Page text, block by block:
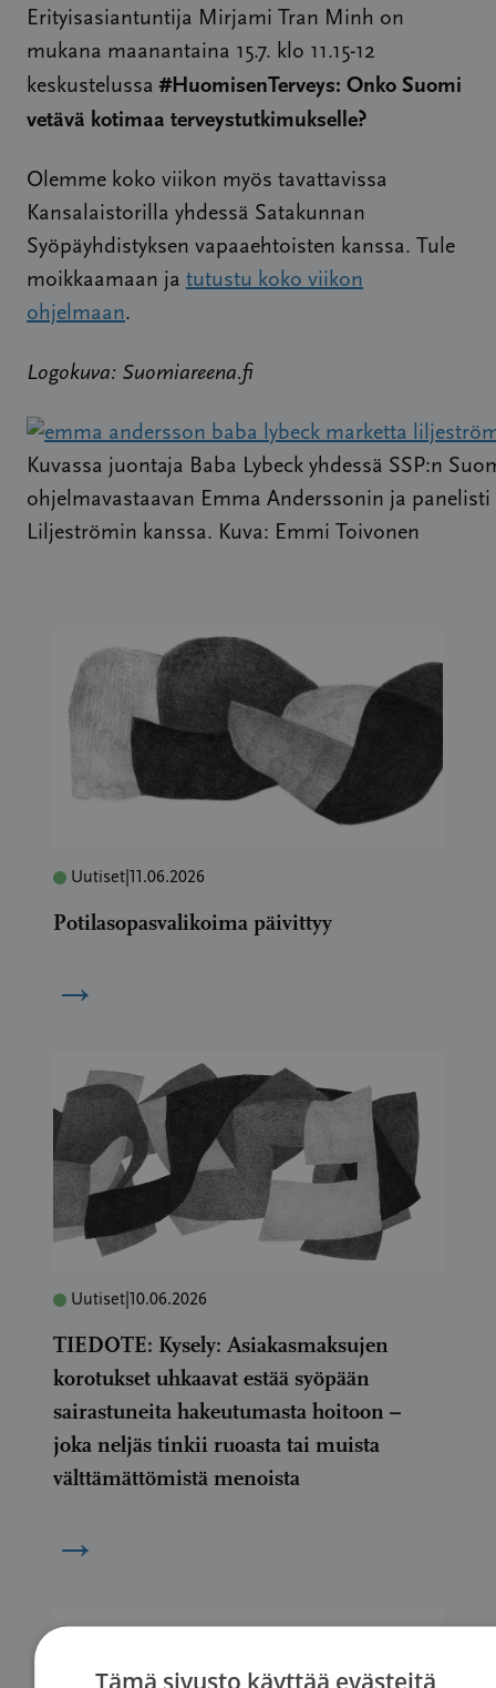
Erityisasiantuntija Mirjami Tran Minh on
mukana maanantaina 15.7. klo 11.15-12
keskustelussa#HuomisenTerveys: Onko Suomi
vetävä kotimaa terveystutkimukselle?
Olemme koko viikon myös tavattavissa
Kansalaistorilla yhdessä Satakunnan
Syöpäyhdistyksen vapaaehtoisten kanssa. Tule
moikkaamaan ja tutustu koko viikon
ohjelmaan.
Logokuva: Suomiareena.fi
Kuvassa juontaja Baba Lybeck yhdessä SSP:n
ohjelmavastaavan Emma Anderssonin ja
Liljeströmin kanssa. Kuva: Emmi Toivonen
Uutiset 11.06.2026
Potilasopasvalikoima päivittyy
→
Uutiset 10.06.2026
TIEDOTE: Kysely: Asiakasmaksujen
korotukset uhkaavat estää syöpään
sairastuneita hakeutumasta hoitoon –
joka neljäs tinkii ruoasta tai muista
välttämättömistä menoista
→
Tämä sivusto käyttää evästeitä